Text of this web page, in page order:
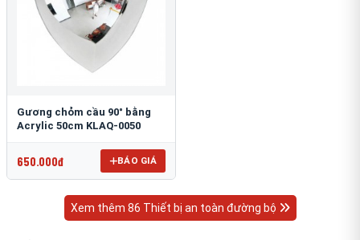
Gương chỏm cầu 90° bằng
Acrylic 50cm KLAQ-0050
650.000đ BÁO GIÁ
Xem thêm 86 Thiết bị an toàn đường bộ